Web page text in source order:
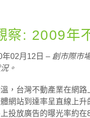
察: 2009年
年02月12日 – 創市際市
。
，台灣不動產業在網
網站到達率呈直線上
投放廣告的曝光率約